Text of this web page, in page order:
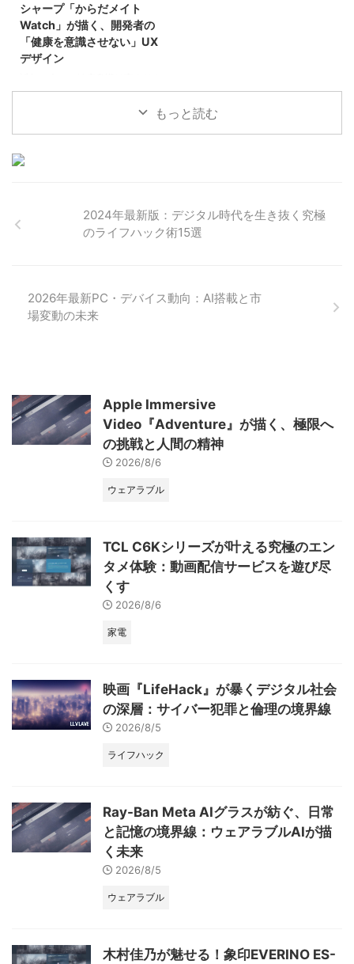
ぐせがひどくて朝から気分が上が
らない、という経験は多くの人が
共感する悩みかもしれません。そ
んな現代のヘアケア事情に一石を
家電
シャープ「からだメイト
Watch」が描く、開発者の
「健康を意識させない」UX
デザイン
見せていますが、日々の忙しさの
中で、食事の記録や運動量の管理
の強力な味方となる一方で、多機
もっと読む
2024年最新版：デジタル時代を生き抜く究極
のライフハック術15選
2026年最新PC・デバイス動向：AI搭載と市
場変動の未来
Apple Immersive
Video『Adventure』が描く、極限へ
の挑戦と人間の精神
2026/8/6
ウェアラブル
TCL C6Kシリーズが叶える究極のエン
タメ体験：動画配信サービスを遊び尽
くす
2026/8/6
家電
映画『LifeHack』が暴くデジタル社会
の深層：サイバー犯罪と倫理の境界線
2026/8/5
ライフハック
Ray-Ban Meta AIグラスが紡ぐ、日常
と記憶の境界線：ウェアラブルAIが描
く未来
2026/8/5
ウェアラブル
木村佳乃が魅せる！象印EVERINO ES-